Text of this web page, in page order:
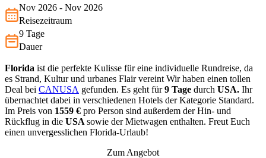
Nov 2026 - Nov 2026
Reisezeitraum
9 Tage
Dauer
Florida ist die perfekte Kulisse für eine individuelle Rundreise, da
es Strand, Kultur und urbanes Flair vereint Wir haben einen tollen
Deal bei CANUSA gefunden. Es geht für9 Tage durch USA. Ihr
übernachtet dabei in verschiedenen Hotels der Kategorie Standard.
Im Preis von 1559 € pro Person sind außerdem der Hin- und
Rückflug in die USA sowie der Mietwagen enthalten. Freut Euch
einen unvergesslichen Florida-Urlaub!
Zum Angebot